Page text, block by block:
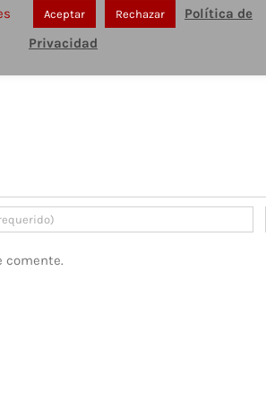
comente.
Aceptar Rechazar
Política de
Privacidad